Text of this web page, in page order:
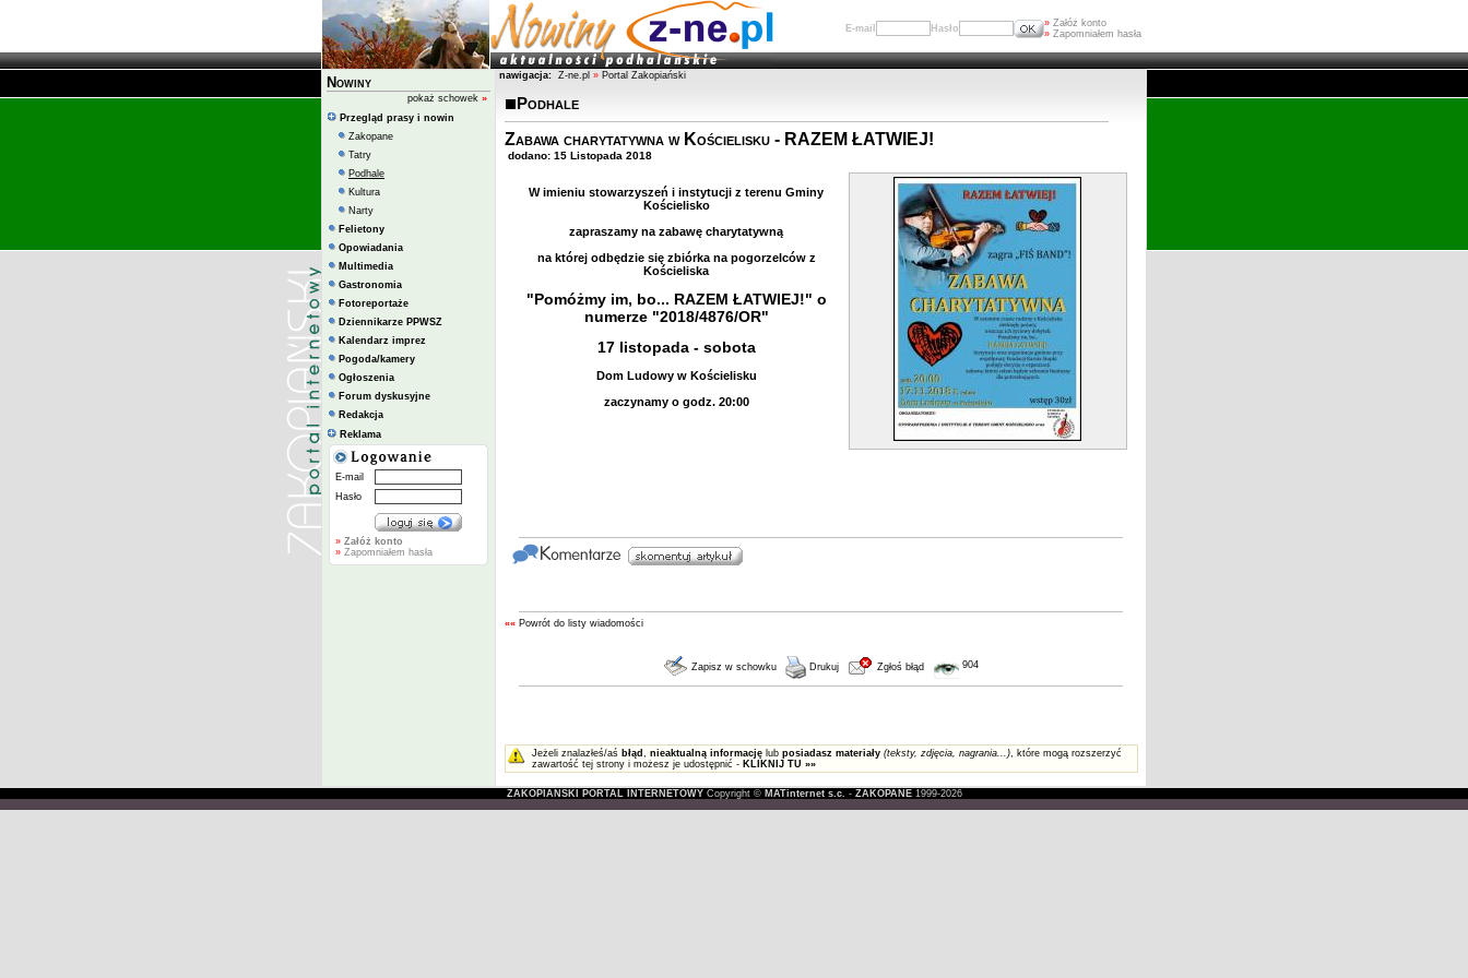
E-mail Hasło » Załóż konto
» Zapomniałem hasła
Nowiny
pokaż schowek »
Przegląd prasy i nowin
Zakopane
Tatry
Podhale
Kultura
Narty
Felietony
Opowiadania
Multimedia
Gastronomia
Fotoreportaże
Dziennikarze PPWSZ
Kalendarz imprez
Pogoda/kamery
Ogłoszenia
Forum dyskusyjne
Redakcja
Reklama
E-mail
Hasło
» Załóż konto
» Zapomniałem hasła
nawigacja: Z-ne.pl » Portal Zakopiański
Podhale
Zabawa charytatywna w Kościelisku - RAZEM ŁATWIEJ!
dodano: 15 Listopada 2018
W imieniu stowarzyszeń i instytucji z terenu Gminy
Kościelisko
zapraszamy na zabawę charytatywną
na której odbędzie się zbiórka na pogorzelców z
Kościeliska
"Pomóżmy im, bo... RAZEM ŁATWIEJ!" o
numerze "2018/4876/OR"
17 listopada - sobota
Dom Ludowy w Kościelisku
zaczynamy o godz. 20:00
«« Powrót do listy wiadomości
Zapisz w schowku Drukuj Zgłoś błąd 904
Jeżeli znalazłeś/aś błąd , nieaktualną informacjęlub posiadasz materiały (teksty, zdjęcia, nagrania...), które mogą rozszerzyć
zawartość tej strony i możesz je udostępnić - KLIKNIJ TU »»
ZAKOPIAŃSKI PORTAL INTERNETOWYCopyright © MATinternet s.c. - ZAKOPANE1999-2026